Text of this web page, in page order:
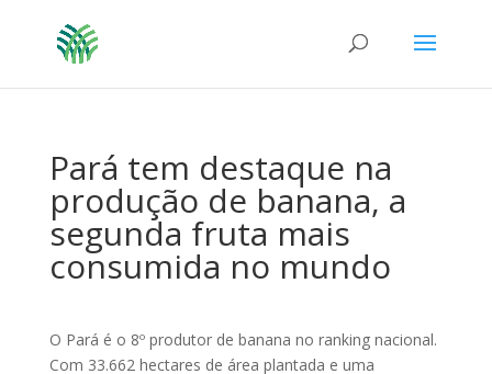
Pará tem destaque na
produção de banana, a
segunda fruta mais
consumida no mundo
O Pará é o 8º produtor de banana no ranking nacional.
Com 33.662 hectares de área plantada e uma